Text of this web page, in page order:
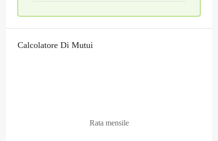
Calcolatore Di Mutui
Rata mensile